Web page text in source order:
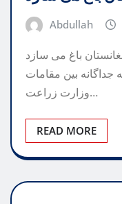
Abdullah
در افغانستان باغ می سازد
جداگانه بین مقامات
وزارت زراعت…
READ MORE